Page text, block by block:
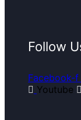
Follow
Facebook-f
Youtube